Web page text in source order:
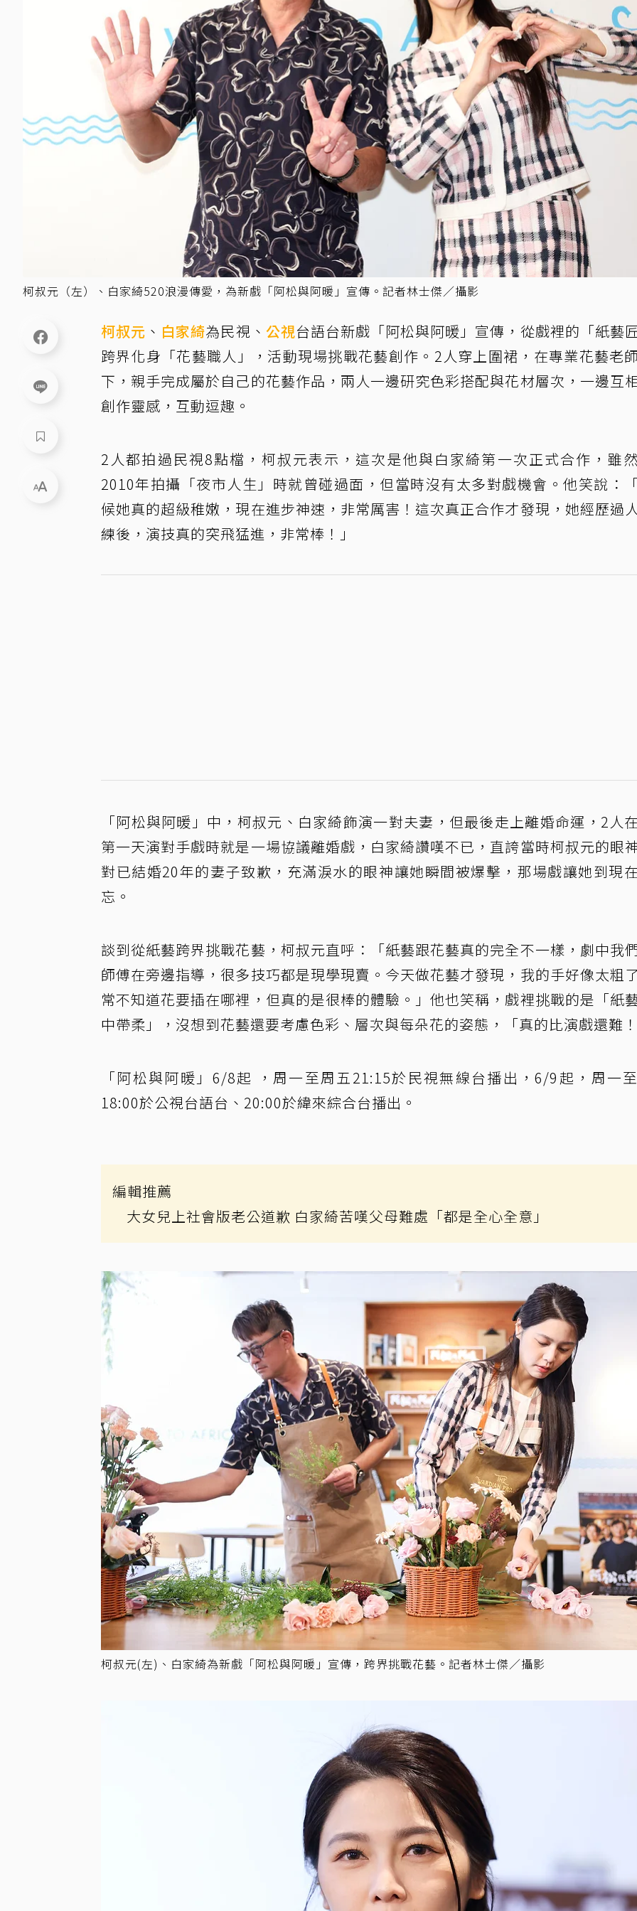
柯叔元（左）、白家綺520浪漫傳愛，為新戲「阿松與阿暖」宣傳。記者林士傑／攝影
柯叔元 、 白家綺為民視、 公視台語台新戲「阿松與阿暖」宣傳，從戲裡的「紙藝匠
跨界化身「花藝職人」，活動現場挑戰花藝創作。2人穿上圍裙，在專業花藝老
下，親手完成屬於自己的花藝作品，兩人一邊研究色彩搭配與花材層次，一邊互
創作靈感，互動逗趣。
2人都拍過民視8點檔，柯叔元表示，這次是他與白家綺第一次正式合作，雖
2010年拍攝「夜市人生」時就曾碰過面，但當時沒有太多對戲機會。他笑說：
候她真的超級稚嫩，現在進步神速，非常厲害！這次真正合作才發現，她經歷過
練後，演技真的突飛猛進，非常棒！」
「阿松與阿暖」中，柯叔元、白家綺飾演一對夫妻，但最後走上離婚命運，2人
第一天演對手戲時就是一場協議離婚戲，白家綺讚嘆不已，直誇當時柯叔元的眼
對已結婚20年的妻子致歉，充滿淚水的眼神讓她瞬間被爆擊，那場戲讓她到現
忘。
談到從紙藝跨界挑戰花藝，柯叔元直呼：「紙藝跟花藝真的完全不一樣，劇中我
師傅在旁邊指導，很多技巧都是現學現賣。今天做花藝才發現，我的手好像太粗
常不知道花要插在哪裡，但真的是很棒的體驗。」他也笑稱，戲裡挑戰的是「紙
中帶柔」，沒想到花藝還要考慮色彩、層次與每朵花的姿態，「真的比演戲還難！
「阿松與阿暖」6/8起 ，周一至周五21:15於民視無線台播出，6/9起，周一
18:00於公視台語台、20:00於緯來綜合台播出。
編輯推薦
大女兒上社會版老公道歉 白家綺苦嘆父母難處「都是全心全意」
柯叔元(左)、白家綺為新戲「阿松與阿暖」宣傳，跨界挑戰花藝。記者林士傑／攝影